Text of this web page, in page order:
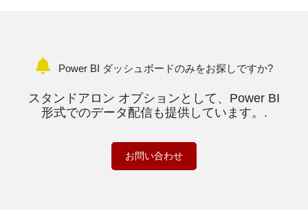
Power BI ダッシュボードのみをお探しですか?
スタンドアロン オプションとして、Power BI
形式でのデータ配信も提供しています。.
お問い合わせ